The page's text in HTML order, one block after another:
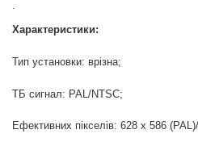
Характеристики:
Тип установки: врізна;
ТБ сигнал: PAL/NTSC;
Ефективних пікселів: 628 х 586